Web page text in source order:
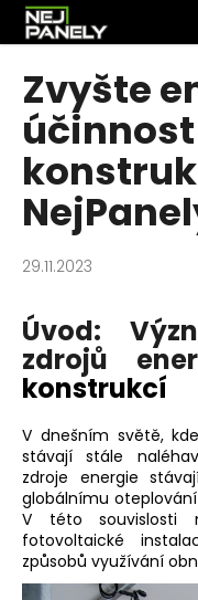
Přejít
obsah
Zvyšte
29.11.2023
Úvod:
zdrojů
konstrukcí
V dnešním světě,
stávají stále
zdroje energie
globálnímu
V této souvislosti
fotovoltaické
způsobů využívání
o
C
o
p
o
t
ř
b
u
j
e
t
e
n
a
j
í